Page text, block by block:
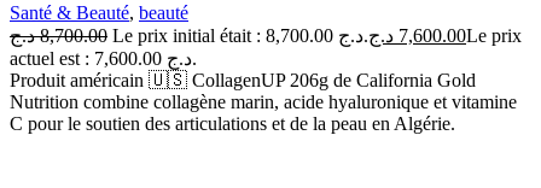
Santé & Beauté, beauté
8,700.00 د.ج Le prix initial était : 8,700.00 د.ج. 7,600.00 د.ج
Le prix
actuel est : 7,600.00 د.ج.
Produit américain 🇺🇸 CollagenUP 206g de California Gold
Nutrition combine collagène marin, acide hyaluronique et vitamine
C pour le soutien des articulations et de la peau en Algérie.